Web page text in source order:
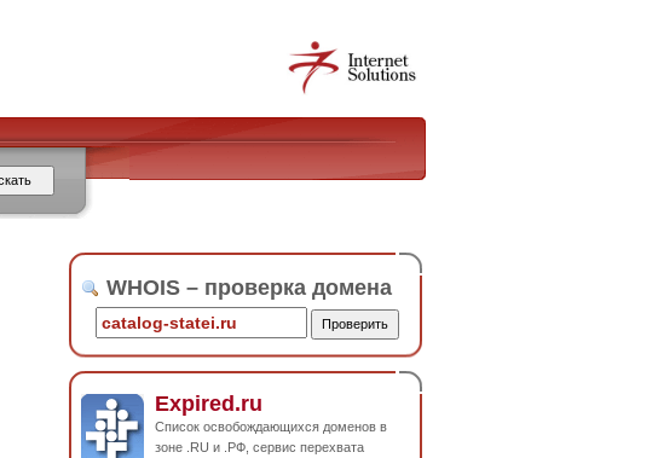
WHOIS – проверка домена
Expired.ru
Список освобождающихся доменов в
зоне .RU и .РФ, сервис перехвата